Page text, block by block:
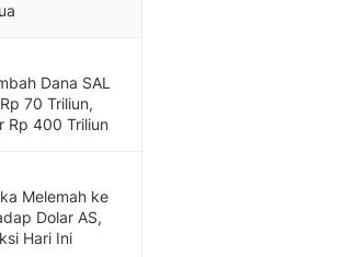
Dana SAL
70 Triliun,
Rp 400 Triliun
Melemah ke
Dolar AS,
Hari Ini